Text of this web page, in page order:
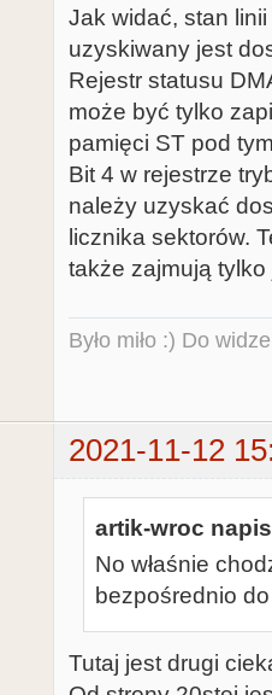
Jak widać, stan
uzyskiwany jest
Rejestr statusu
może być tylko
pamięci ST pod
Bit 4 w rejestrze
należy uzyskać
licznika sektorów.
także zajmują
Było miło :) Do
2021-11-12
artik-wroc
No właśnie
bezpośrednio
Tutaj jest drugi